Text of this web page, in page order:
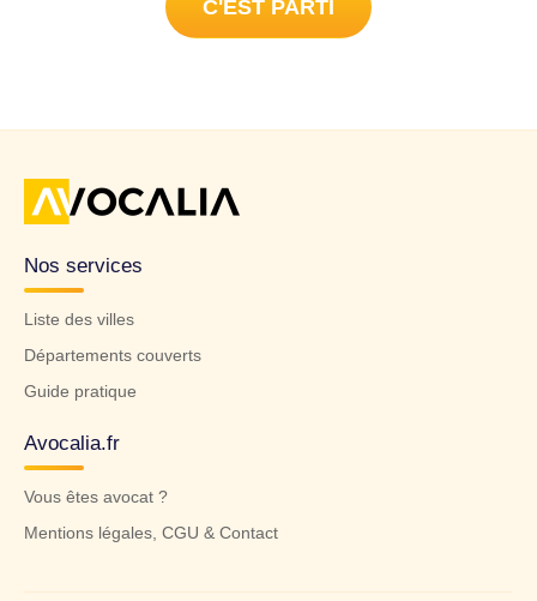
C'EST PARTI
Nos services
Liste des villes
Départements couverts
Guide pratique
Avocalia.fr
Vous êtes avocat ?
Mentions légales, CGU & Contact